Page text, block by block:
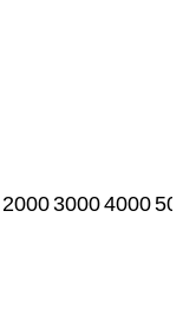
200030004000